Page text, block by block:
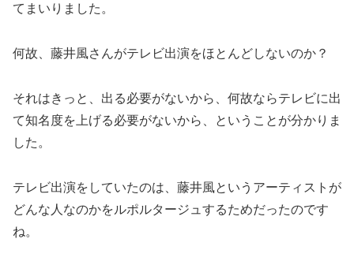
てまいりました。
何故、藤井風さんがテレビ出演をほとんどしないのか？
それはきっと、出る必要がないから、何故ならテレビに出
て知名度を上げる必要がないから、ということが分かりま
した。
テレビ出演をしていたのは、藤井風というアーティストが
どんな人なのかをルポルタージュするためだったのです
ね。